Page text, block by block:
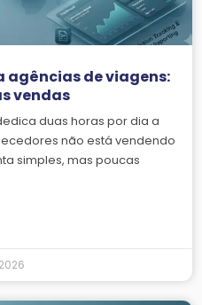
de viagens:
vendas
duas horas por dia a
não está vendendo
simples, mas poucas